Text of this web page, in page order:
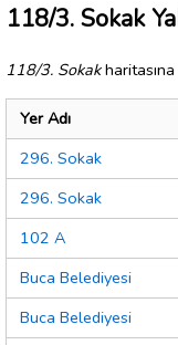
118/3. Sokak
118/3. Sokak
Yer Adı
296. Sokak
296. Sokak
102 A
Buca Belediyesi
Buca Belediyesi